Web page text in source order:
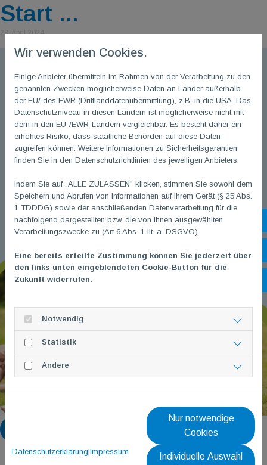
Start ...
28. April 2024
Wir verwenden Cookies.
Einige Anbieter übermitteln im Rahmen von der Verarbeitung zu den
genannten Zwecken möglicherweise Daten an Länder außerhalb
der EU/ des EWR (Drittlanddatenübermittlung), z.B. in die USA. Das
Datenschutzniveau in diesen Ländern ist möglicherweise nicht mit
dem in den EU-/EWR-Ländern vergleichbar. Es besteht daher ein
erhöhtes Risiko, dass staatliche Behörden auf diese Daten
zugreifen können. Weitere Informationen zu Sicherheitsgarantien
finden Sie in den Datenschutzrichtlinien des jeweiligen Anbieters.
Indem Sie auf „ALLE ZULASSEN" klicken, stimmen Sie sowohl dem
Speichern und Abrufen von Informationen auf Ihrem Gerät (§ 25 Abs.
1 TDDDG) sowie der anschließenden Datenverarbeitung für die
nachfolgend dargestellten bzw. die von Ihnen ausgewählten
Verarbeitungszwecke zu (Art 6 Abs. 1 lit. a. DSGVO).
Eine bereits erteilte Zustimmung können Sie jederzeit über
den links unten eingeblendeten Cookie-Button für die
Zukunft widerrufen.
Notwendig
Statistik
Andere
Datenschutzerklärung|Impressum
Nur notwendige
Cookies
Individuelle Auswahl